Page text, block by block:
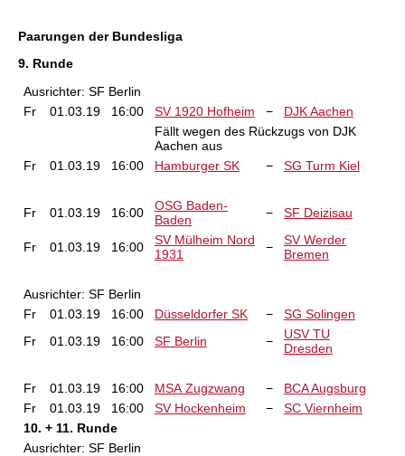
Paarungen der Bundesliga
9. Runde
Ausrichter: SF Berlin
Fr
01.03.19 16:00 SV 1920 Hofheim −
DJK Aachen
Fällt wegen des Rückzugs von DJK
Aachen aus
Fr
01.03.19 16:00 Hamburger SK − SG Turm Kiel
Fr 01.03.19 16:00
OSG Baden-
Baden
− SF Deizisau
Fr 01.03.19 16:00
SV Mülheim Nord
1931
−
SV Werder
Bremen
Ausrichter: SF Berlin
Fr
01.03.19 16:00 Düsseldorfer SK −
SG Solingen
Fr
01.03.19 16:00 SF Berlin −
USV TU
Dresden
Fr 01.03.19 16:00 MSA Zugzwang −
BCA Augsburg
Fr
01.03.19 16:00 SV Hockenheim −
SC Viernheim
10. + 11. Runde
Ausrichter: SF Berlin